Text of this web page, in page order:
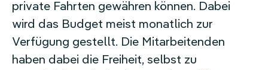
private Fahrten gewähren können. Dabei
wird das Budget meist monatlich zur
Verfügung gestellt. Die Mitarbeitenden
haben dabei die Freiheit, selbst zu